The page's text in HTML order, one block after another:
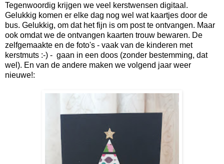
Tegenwoordig krijgen we veel kerstwensen digitaal.
Gelukkig komen er elke dag nog wel wat kaartjes door de
bus. Gelukkig, om dat het fijn is om post te ontvangen. Maar
ook omdat we de ontvangen kaarten trouw bewaren. De
zelfgemaakte en de foto's - vaak van de kinderen met
kerstmuts :-) - gaan in een doos (zonder bestemming, dat
wel). En van de andere maken we volgend jaar weer
nieuwe!: